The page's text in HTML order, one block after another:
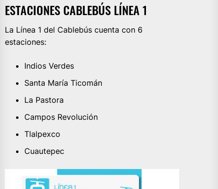
ESTACIONES CABLEBÚS LÍNEA 1
La Línea 1 del Cablebús cuenta con 6
estaciones:
Indios Verdes
Santa María Ticomán
La Pastora
Campos Revolución
Tlalpexco
Cuautepec